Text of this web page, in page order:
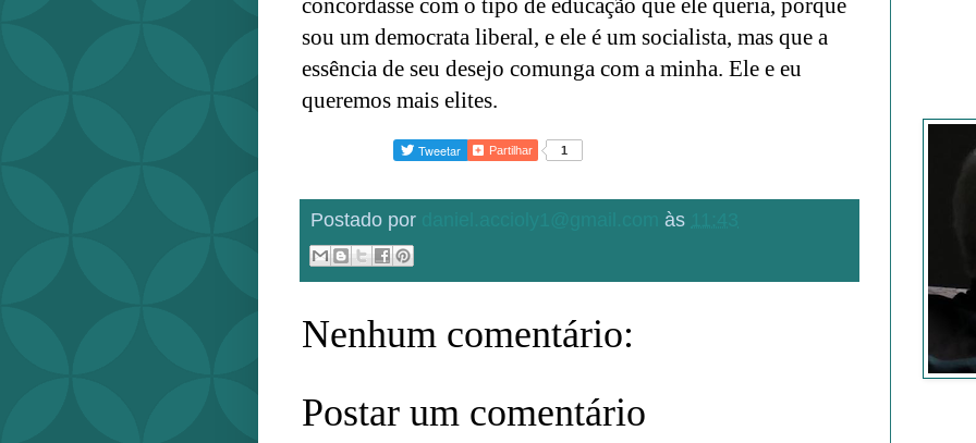
concordasse com o tipo de educação que ele queria, porque
sou um democrata liberal, e ele é um socialista, mas que a
essência de seu desejo comunga com a minha. Ele e eu
queremos mais elites.
Partilhar 1
Postado por às
Nenhum comentário:
Postar um comentário